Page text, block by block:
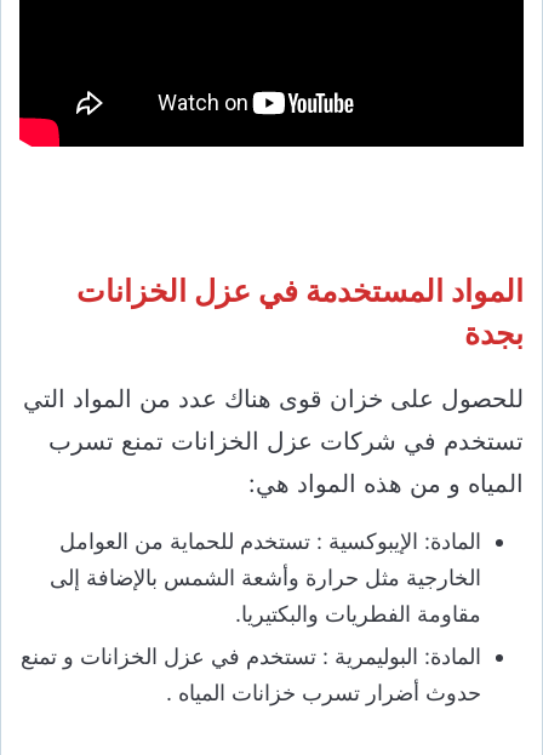
المواد المستخدمة في عزل الخزانات
بجدة
للحصول على خزان قوى هناك عدد من المواد التي
تستخدم في شركات عزل الخزانات تمنع تسرب
المياه و من هذه المواد هي:
المادة: الإيبوكسية : تستخدم للحماية من العوامل
الخارجية مثل حرارة وأشعة الشمس بالإضافة إلى
مقاومة الفطريات والبكتيريا.
المادة: البوليمرية : تستخدم في عزل الخزانات و تمنع
حدوث أضرار تسرب خزانات المياه .